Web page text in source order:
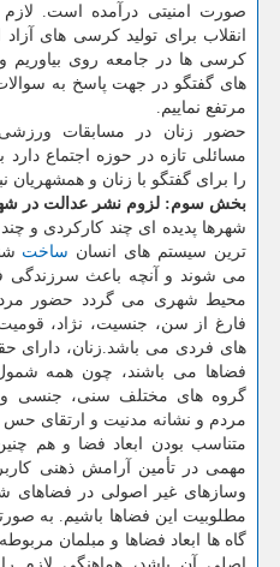
صورت امنیتی درآمده است. لازم
انقلاب برای تولید كرسی های
كرسی ها در جامعه روی بیاوریم
های گفتگو در جهت پاسخ به سوالات
مرتفع نماییم.
حضور زنان در مسابقات
مسائلی تازه در حوزه اجتماع دارد
را برای گفتگو با زنان و همشهریان
بخش سوم: لزوم نشر عدالت در
شهرها پدیده ای چند كاركردی و
ترین سیستم های انسان ساخت
می شوند و آنچه باعث سرزندگی
محیط شهری می گردد حضور مردم
فارغ از سن، جنسیت، نژاد،
های فردی می باشد.زنان، دارای
فضاها می باشند، چون همه
گروه های مختلف سنی، جنسی و
مردم و نشانه مدنیت و ارتقای
متناسب بودن ابعاد فضا و هم
مهمی در تأمین آرامش ذهنی
وسازهای غیر اصولی در فضاهای
مطلوبیت این فضاها باشیم. به
گاه ها ابعاد فضاها و مبلمان